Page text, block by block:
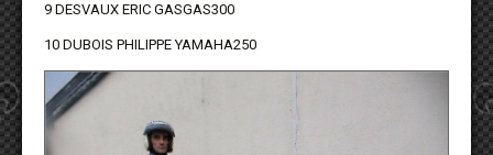
9 DESVAUX ERIC GASGAS300
10 DUBOIS PHILIPPE YAMAHA250